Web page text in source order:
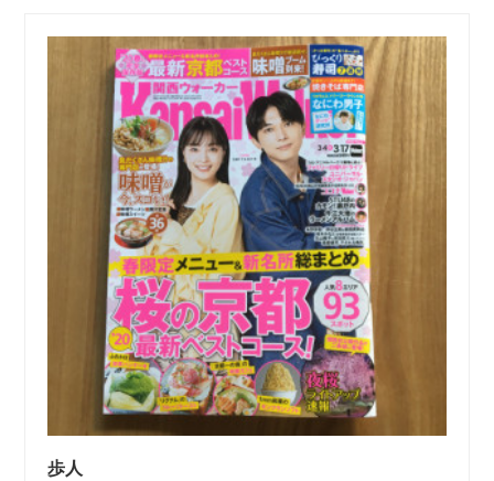
歩人